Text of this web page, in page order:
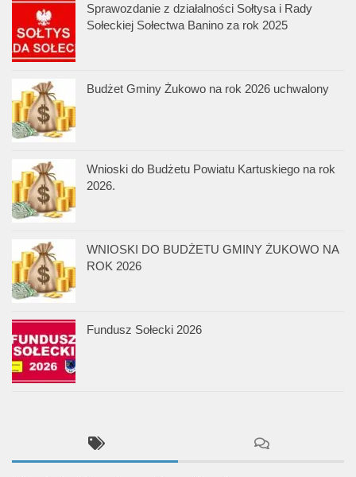
Sprawozdanie z działalności Sołtysa i Rady
Sołeckiej Sołectwa Banino za rok 2025
Budżet Gminy Żukowo na rok 2026 uchwalony
Wnioski do Budżetu Powiatu Kartuskiego na rok
2026.
WNIOSKI DO BUDŻETU GMINY ŻUKOWO NA
ROK 2026
Fundusz Sołecki 2026